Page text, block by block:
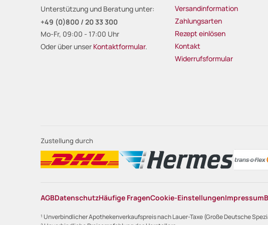
Unterstützung und Beratung unter:
+49 (0)800 / 20 33 300
Mo-Fr, 09:00 - 17:00 Uhr
Oder über unser Kontaktformular.
Versandinformation
Zahlungsarten
Rezept einlösen
Kontakt
Widerrufsformular
Zustellung durch
AGBDatenschutzHäufige FragenCookie-EinstellungenImpressum
¹ Unverbindlicher Apothekenverkaufspreis nach Lauer-Taxe (Große Deutsche